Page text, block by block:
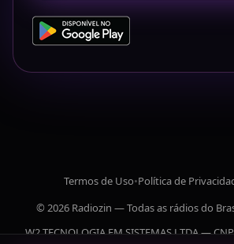
Termos de Uso•Política de
© 2026 Radiozin — Todas as rádios do
W2 TECNOLOGIA EM SISTEMAS LTDA —